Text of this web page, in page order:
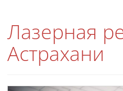
Лазерная
Астрахани